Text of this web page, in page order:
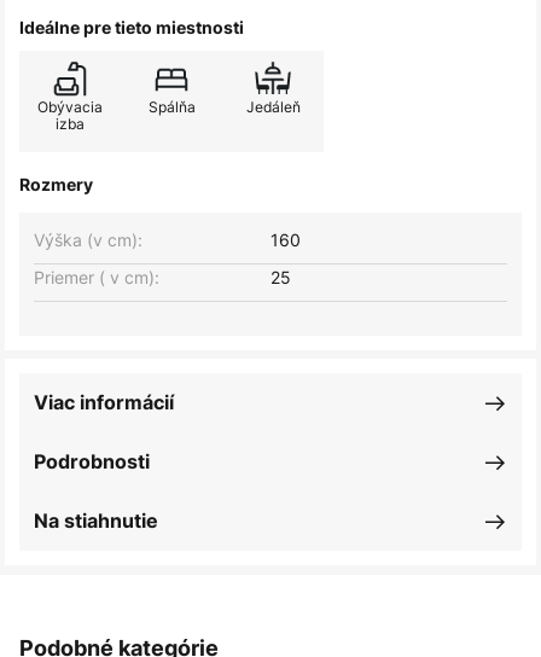
Ideálne pre tieto miestnosti
Obývacia
izba
Spálňa Jedáleň
Rozmery
Výška (v cm):
160
Priemer ( v cm):
25
Podrobnosti
Viac informácií
Na stiahnutie
Podobné kategórie